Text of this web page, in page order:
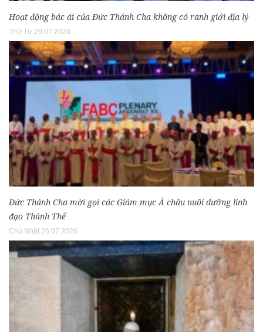
Hoạt động bác ái của Đức Thánh Cha không có ranh giới địa lý
Thứ Tư 29.07.2026
Đức Thánh Cha mời gọi các Giám mục Á châu nuôi dưỡng linh
đạo Thánh Thể
Chủ Nhật 26.07.2026